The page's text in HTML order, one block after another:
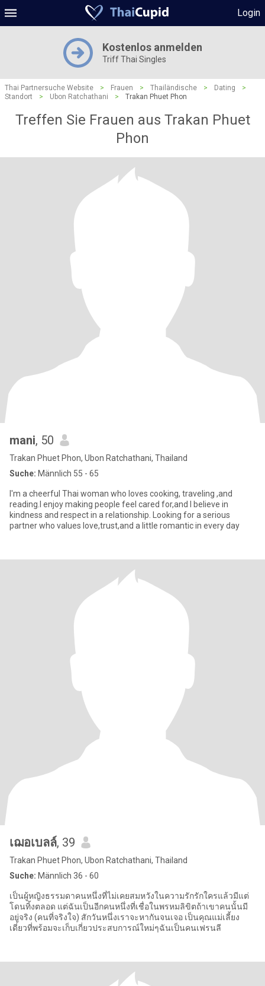
Login
Kostenlos anmelden
Triff Thai Singles
Thai Partnersuche Website > Frauen > Thailändische > Dating
>
Standort
> Ubon Ratchathani > Trakan Phuet Phon
Treffen Sie Frauen aus Trakan Phuet
Phon
mani, 50
Trakan Phuet Phon, Ubon Ratchathani, Thailand
Suche: Männlich 55 - 65
I'm a cheerful Thai woman who loves cooking, traveling ,and
reading.I enjoy making people feel cared for,and I believe in
kindness and respect in a relationship. Looking for a serious
partner who values love,trust,and a little romantic in every day
เฌอเบลล์, 39
Trakan Phuet Phon, Ubon Ratchathani, Thailand
Suche: Männlich 36 - 60
เป็นผู้หญิงธรรมดาคนหนึ่งที่ไม่เคยสมหวังในความรักรักใครแล้วมีแต่
โดนทิ้งตลอด แต่ฉันเป็นอีกคนหนึ่งที่เชื่อในพรหมลิขิตถ้าเขาคนนั้นมี
อยู่จริง (คนที่จริงใจ) สักวันหนึ่งเราจะหากันจนเจอ เป็นคุณแม่เลี้ยง
เดี่ยวที่พร้อมจะเก็บเกี่ยวประสบการณ์ใหม่ๆฉันเป็นคนเฟรนลี